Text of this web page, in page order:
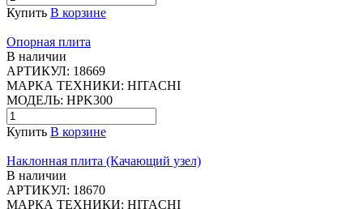
Купить В корзине
Опорная плита
В наличии
АРТИКУЛ: 18669
МАРКА ТЕХНИКИ: HITACHI
МОДЕЛЬ: HPK300
Купить В корзине
Наклонная плита (Качающий узел)
В наличии
АРТИКУЛ: 18670
МАРКА ТЕХНИКИ: HITACHI